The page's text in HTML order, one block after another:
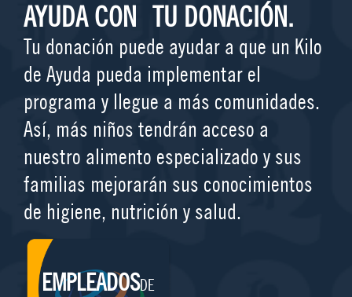
AYUDA CON TU DONACIÓN.
Tu donación puede ayudar a que un Kilo
de Ayuda pueda implementar el
programa y llegue a más comunidades.
Así, más niños tendrán acceso a
nuestro alimento especializado y sus
familias mejorarán sus conocimientos
de higiene, nutrición y salud.
EMPLEADOSDE